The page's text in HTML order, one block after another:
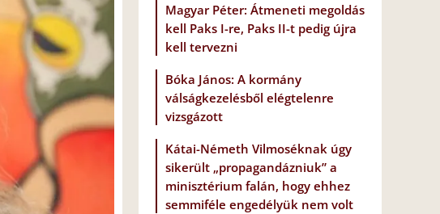
Magyar Péter: Átmeneti megoldás
kell Paks I-re, Paks II-t pedig újra
kell tervezni
Bóka János: A kormány
válságkezelésből elégtelenre
vizsgázott
Kátai-Németh Vilmoséknak úgy
sikerült „propagandázniuk” a
minisztérium falán, hogy ehhez
semmiféle engedélyük nem volt